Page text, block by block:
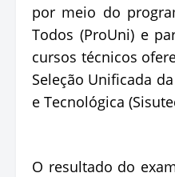
por meio do
Todos (ProUni) e
cursos técnicos
Seleção Unificada
e Tecnológica
O resultado do